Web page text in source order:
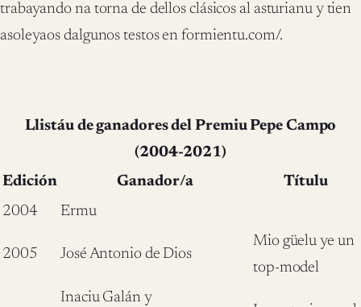
trabayando na torna de dellos clásicos al asturianu y tien
asoleyaos dalgunos testos en formientu.com/.
Llistáu de ganadores del Premiu Pepe Campo
(2004-2021)
Edición
Ganador/a
Títulu
2004
Ermu
2005 José Antonio de Dios
Mio güelu ye un
top-model
Inaciu Galán y